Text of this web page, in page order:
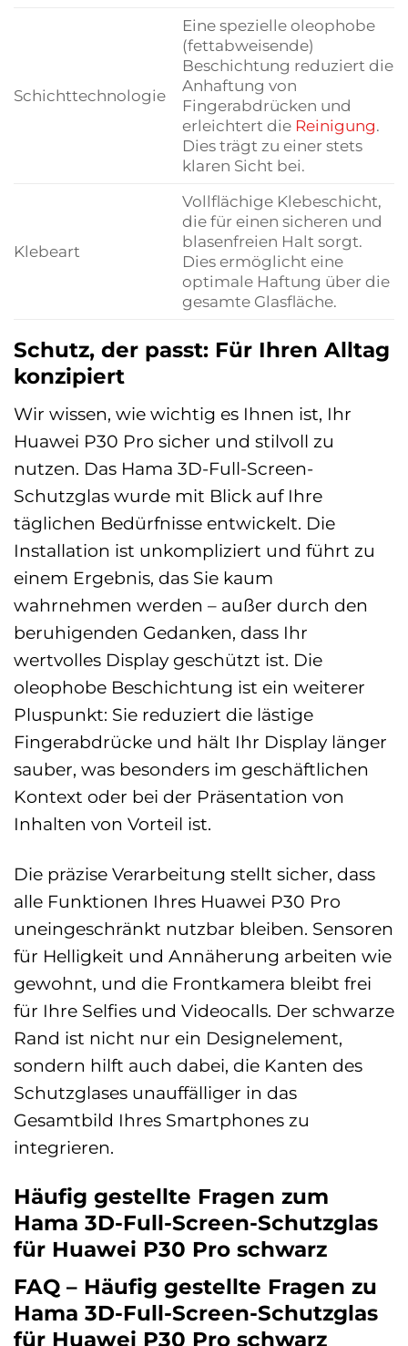
Schichttechnologie
Eine spezielle oleophobe
(fettabweisende)
Beschichtung reduziert die
Anhaftung von
Fingerabdrücken und
erleichtert die Reinigung.
Dies trägt zu einer stets
klaren Sicht bei.
Klebeart
Vollflächige Klebeschicht,
die für einen sicheren und
blasenfreien Halt sorgt.
Dies ermöglicht eine
optimale Haftung über die
gesamte Glasfläche.
Schutz, der passt: Für Ihren Alltag
konzipiert
Wir wissen, wie wichtig es Ihnen ist, Ihr
Huawei P30 Pro sicher und stilvoll zu
nutzen. Das Hama 3D-Full-Screen-
Schutzglas wurde mit Blick auf Ihre
täglichen Bedürfnisse entwickelt. Die
Installation ist unkompliziert und führt zu
einem Ergebnis, das Sie kaum
wahrnehmen werden – außer durch den
beruhigenden Gedanken, dass Ihr
wertvolles Display geschützt ist. Die
oleophobe Beschichtung ist ein weiterer
Pluspunkt: Sie reduziert die lästige
Fingerabdrücke und hält Ihr Display länger
sauber, was besonders im geschäftlichen
Kontext oder bei der Präsentation von
Inhalten von Vorteil ist.
Die präzise Verarbeitung stellt sicher, dass
alle Funktionen Ihres Huawei P30 Pro
uneingeschränkt nutzbar bleiben. Sensoren
für Helligkeit und Annäherung arbeiten wie
gewohnt, und die Frontkamera bleibt frei
für Ihre Selfies und Videocalls. Der schwarze
Rand ist nicht nur ein Designelement,
sondern hilft auch dabei, die Kanten des
Schutzglases unauffälliger in das
Gesamtbild Ihres Smartphones zu
integrieren.
Häufig gestellte Fragen zum
Hama 3D-Full-Screen-Schutzglas
für Huawei P30 Pro schwarz
FAQ – Häufig gestellte Fragen zu
Hama 3D-Full-Screen-Schutzglas
für Huawei P30 Pro schwarz